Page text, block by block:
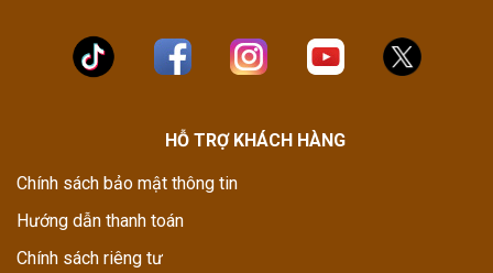
HỖ TRỢ KHÁCH HÀNG
Chính sách bảo mật thông tin
Hướng dẫn thanh toán
Chính sách riêng tư